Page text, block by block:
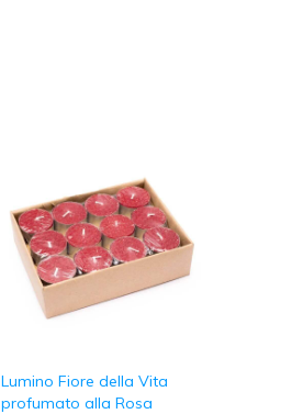
Lumino Fiore della Vita
profumato alla Rosa